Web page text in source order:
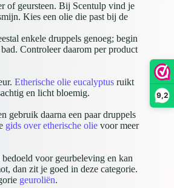
9,2
of geursteen. Bij Scentulp vind je
Kies een olie die past bij de
enkele druppels genoeg; begin
Controleer daarom per product
Etherische olie eucalyptus ruikt
en licht bloemig.
gebruik daarna een paar druppels
gids over etherische olie voor meer
voor geurbeleving en kan
dan zit je goed in deze categorie.
geuroliën.